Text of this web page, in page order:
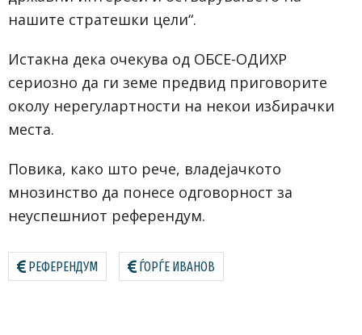
нашите стратешки цели“.
Истакна дека очекува од ОБСЕ-ОДИХР
сериозно да ги земе предвид приговорите
околу нерегулартности на некои избирачки
места.
Повика, како што рече, владејачкото
мнозинство да понесе одговорност за
неуспешниот референдум.
РЕФЕРЕНДУМ ЃОРЃЕ ИВАНОВ